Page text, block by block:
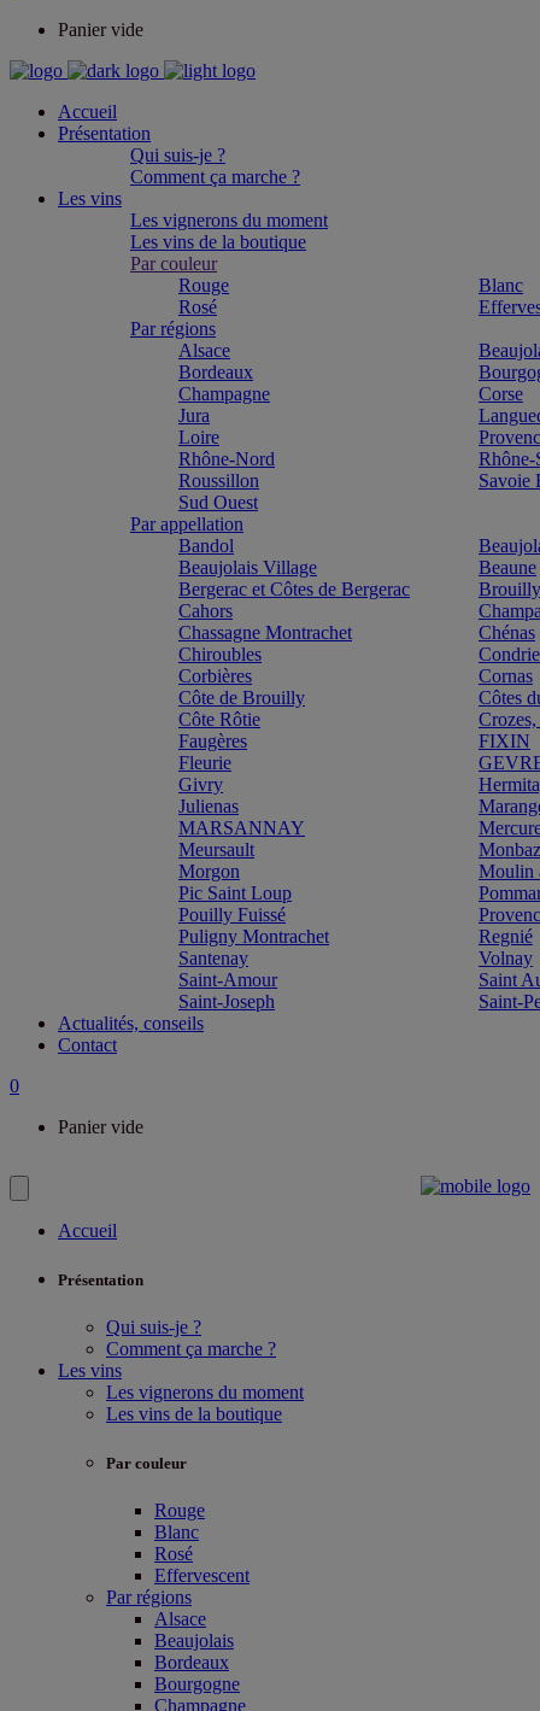
Panier vide
Accueil
Présentation
Qui suis-je ?
Comment ça marche ?
Les vins
Les vignerons du moment
Les vins de la boutique
Par couleur
Rouge
Blanc
Rosé
Par régions
Alsace
Bordeaux
Champagne
Corse
Jura
Loire
Rhône-Nord
Rhône-
Roussillon
Savoie
Sud Ouest
Par appellation
Bandol
Beaujolais Village
Beaune
Bergerac et Côtes de Bergerac
Brouilly
Cahors
Chassagne Montrachet
Chénas
Chiroubles
Corbières
Cornas
Côte de Brouilly
Côtes
Côte Rôtie
Faugères
FIXIN
Fleurie
Givry
Julienas
MARSANNAY
Meursault
Morgon
Moulin
Pic Saint Loup
Pouilly Fuissé
Puligny Montrachet
Regnié
Santenay
Volnay
Saint-Amour
Saint
Saint-Joseph
Saint-
Actualités, conseils
Contact
0
Panier vide
Accueil
Présentation
Qui suis-je ?
Comment ça marche ?
Les vins
Les vignerons du moment
Les vins de la boutique
Par couleur
Rouge
Blanc
Rosé
Effervescent
Par régions
Alsace
Beaujolais
Bordeaux
Bourgogne
Champagne